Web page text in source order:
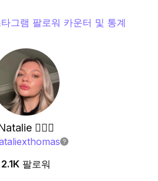
그램 팔로워 카운터 및 통계
🧚🏼‍♀️
2.1K 팔로워